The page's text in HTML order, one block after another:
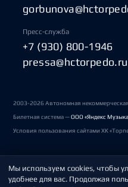
Пресс-служба
+7 (930) 800-1946
pressa@hctorpedo.ru
2003-2026 Автономная
Билетная система —ООО «Яндекс
Условия пользования сайтами ХК
Политика обработки персональных
Мы используем cookies, чтобы
удобнее для вас. Продолжая